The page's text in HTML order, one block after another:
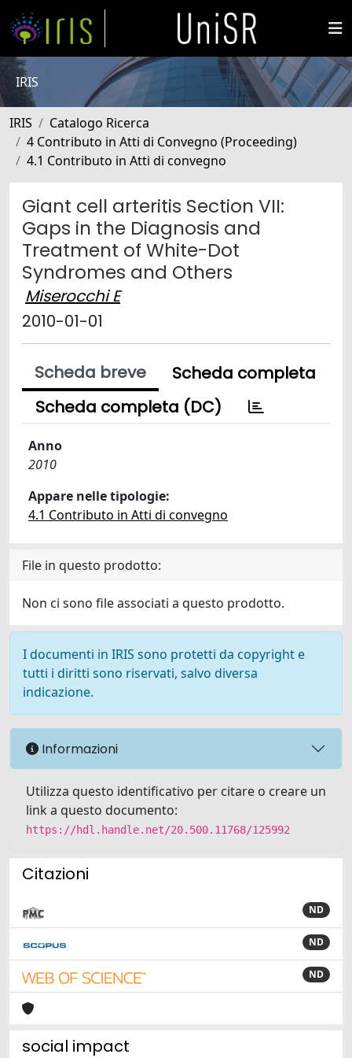
IRIS
IRIS
Catalogo Ricerca
4 Contributo in Atti di Convegno (Proceeding)
4.1 Contributo in Atti di convegno
Giant cell arteritis Section VII:
Gaps in the Diagnosis and
Treatment of White-Dot
Syndromes and Others
Miserocchi E
2010-01-01
Scheda breve
Scheda completa
Scheda completa (DC)
Anno
2010
Appare nelle tipologie:
4.1 Contributo in Atti di convegno
File in questo prodotto:
Non ci sono file associati a questo prodotto.
I documenti in IRIS sono protetti da copyright e
tutti i diritti sono riservati, salvo diversa
indicazione.
Informazioni
Utilizza questo identificativo per citare o creare un
link a questo documento:
https://hdl.handle.net/20.500.11768/125992
Citazioni
ND
ND
ND
social impact